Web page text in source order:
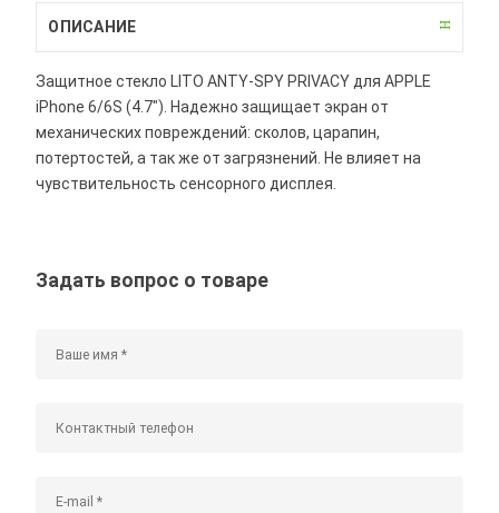
ОПИСАНИЕ
Защитное стекло LITO ANTY-SPY PRIVACY для APPLE
iPhone 6/6S (4.7"). Надежно защищает экран от
механических повреждений: сколов, царапин,
потертостей, а так же от загрязнений. Не влияет на
чувствительность сенсорного дисплея.
Задать вопрос о товаре